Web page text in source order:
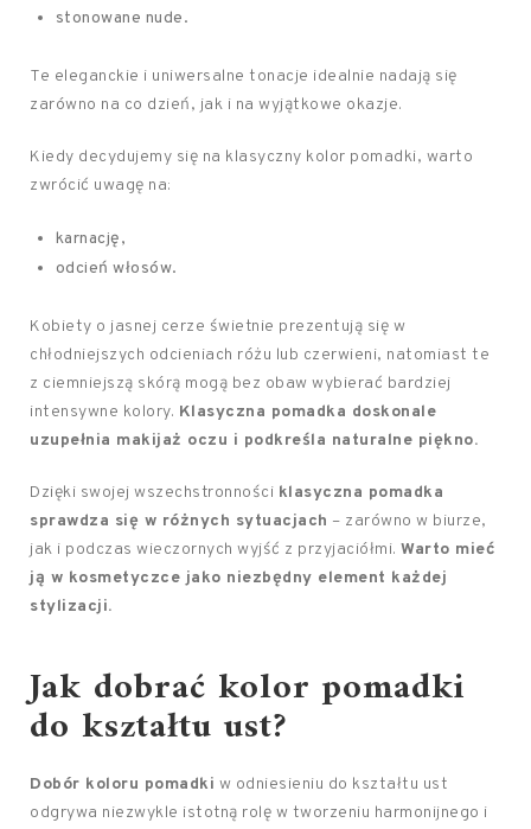
stonowane nude.
Te eleganckie i uniwersalne tonacje idealnie nadają się
zarówno na co dzień, jak i na wyjątkowe okazje.
Kiedy decydujemy się na klasyczny kolor pomadki, warto
zwrócić uwagę na:
karnację,
odcień włosów.
Kobiety o jasnej cerze świetnie prezentują się w
chłodniejszych odcieniach różu lub czerwieni, natomiast te
z ciemniejszą skórą mogą bez obaw wybierać bardziej
intensywne kolory. Klasyczna pomadka doskonale
uzupełnia makijaż oczu i podkreśla naturalne piękno.
Dzięki swojej wszechstronności klasyczna pomadka
sprawdza się w różnych sytuacjach – zarówno w biurze,
jak i podczas wieczornych wyjść z przyjaciółmi. Warto mieć
ją w kosmetyczce jako niezbędny element każdej
stylizacji.
Jak dobrać kolor pomadki
do kształtu ust?
Dobór koloru pomadki w odniesieniu do kształtu ust
odgrywa niezwykle istotną rolę w tworzeniu harmonijnego i